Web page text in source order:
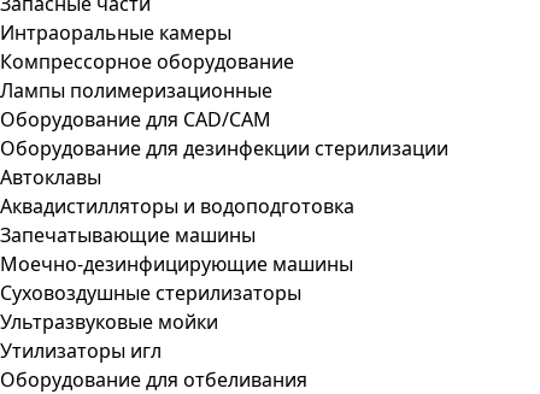
Интраоральные камеры
Компрессорное оборудование
Лампы полимеризационные
Оборудование для CAD/CAM
Оборудование для дезинфекции стерилизации
Автоклавы
Аквадистилляторы и водоподготовка
Запечатывающие машины
Моечно-дезинфицирующие машины
Суховоздушные стерилизаторы
Ультразвуковые мойки
Утилизаторы игл
Оборудование для отбеливания